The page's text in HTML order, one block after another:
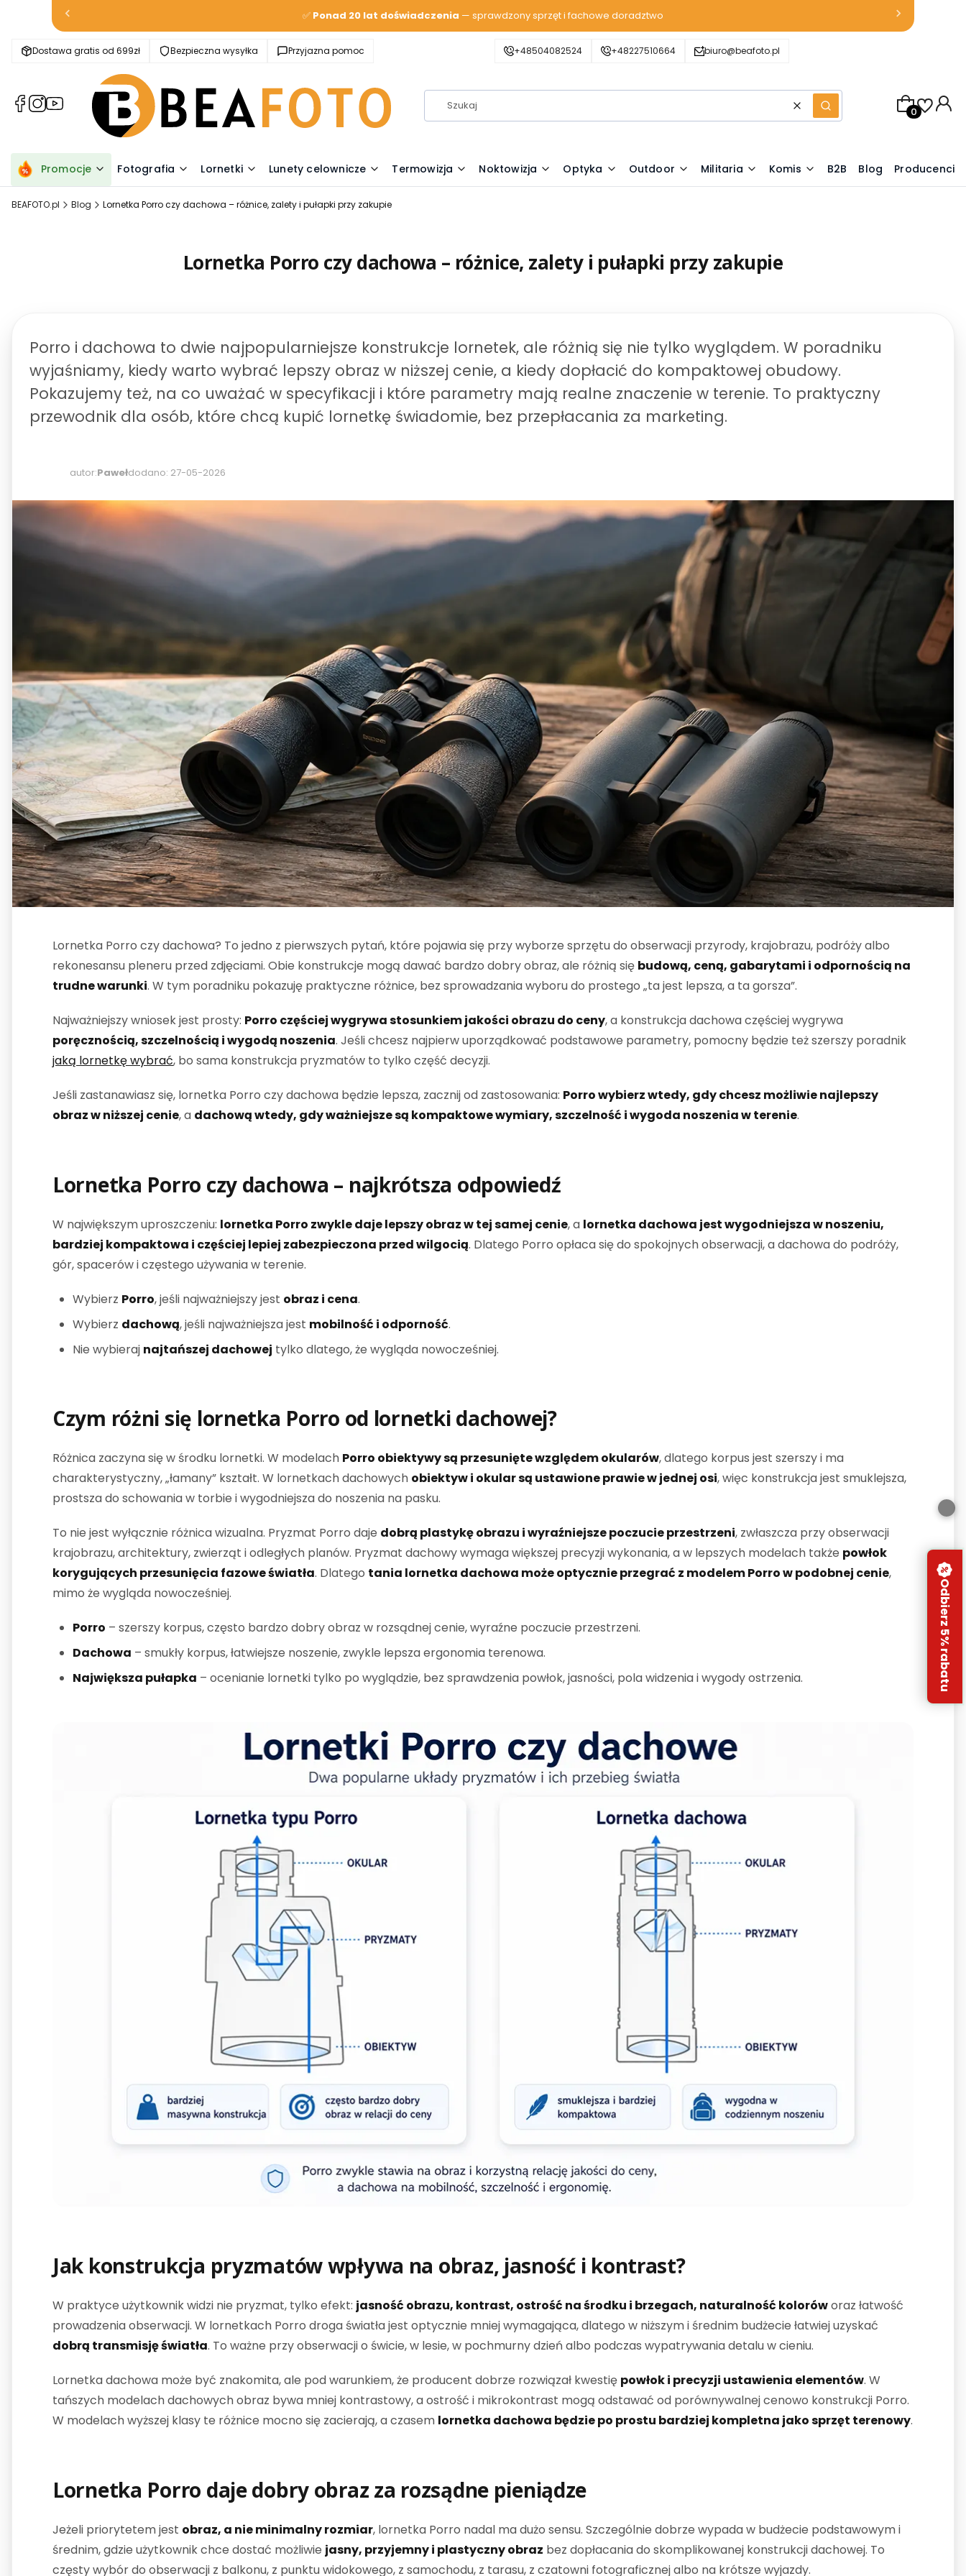
✅ Ponad 20 lat doświadczenia — sprawdzony sprzęt i fachowe doradztwo
Dostawa gratis od 699zł Bezpieczna wysyłka Przyjazna pomoc +48504082524 +48227510664 biuro@beafoto.pl
(Otwiera
karcie)
(Otwiera
karcie)
(Otwiera
karcie)
WyczyśćSzukaj
Produkty w
Promocje Fotografia Lornetki Lunety celownicze Termowizja Noktowizja Optyka Outdoor Militaria Komis B2B Blog Producenci
BEAFOTO.pl Blog Lornetka Porro czy dachowa – różnice, zalety i pułapki przy zakupie
Lornetka Porro czy dachowa – różnice, zalety i pułapki przy zakupie
Porro i dachowa to dwie najpopularniejsze konstrukcje lornetek, ale różnią się nie tylko wyglądem. W poradniku
wyjaśniamy, kiedy warto wybrać lepszy obraz w niższej cenie, a kiedy dopłacić do kompaktowej obudowy.
Pokazujemy też, na co uważać w specyfikacji i które parametry mają realne znaczenie w terenie. To praktyczny
przewodnik dla osób, które chcą kupić lornetkę świadomie, bez przepłacania za marketing.
autor:Pawełdodano: 27-05-2026
Lornetka Porro czy dachowa? To jedno z pierwszych pytań, które pojawia się przy wyborze sprzętu do obserwacji przyrody, krajobrazu, podróży albo
rekonesansu pleneru przed zdjęciami. Obie konstrukcje mogą dawać bardzo dobry obraz, ale różnią się budową, ceną, gabarytami i odpornością na
trudne warunki. W tym poradniku pokazuję praktyczne różnice, bez sprowadzania wyboru do prostego „ta jest lepsza, a ta gorsza”.
Najważniejszy wniosek jest prosty: Porro częściej wygrywa stosunkiem jakości obrazu do ceny, a konstrukcja dachowa częściej wygrywa
poręcznością, szczelnością i wygodą noszenia. Jeśli chcesz najpierw uporządkować podstawowe parametry, pomocny będzie też szerszy poradnik
jaką lornetkę wybrać, bo sama konstrukcja pryzmatów to tylko część decyzji.
Jeśli zastanawiasz się, lornetka Porro czy dachowa będzie lepsza, zacznij od zastosowania: Porro wybierz wtedy, gdy chcesz możliwie najlepszy
obraz w niższej cenie, a dachową wtedy, gdy ważniejsze są kompaktowe wymiary, szczelność i wygoda noszenia w terenie.
Lornetka Porro czy dachowa – najkrótsza odpowiedź
W największym uproszczeniu: lornetka Porro zwykle daje lepszy obraz w tej samej cenie, a lornetka dachowa jest wygodniejsza w noszeniu,
bardziej kompaktowa i częściej lepiej zabezpieczona przed wilgocią. Dlatego Porro opłaca się do spokojnych obserwacji, a dachowa do podróży,
gór, spacerów i częstego używania w terenie.
Wybierz Porro, jeśli najważniejszy jest obraz i cena.
Wybierz dachową, jeśli najważniejsza jest mobilność i odporność.
Nie wybieraj najtańszej dachowej tylko dlatego, że wygląda nowocześniej.
Czym różni się lornetka Porro od lornetki dachowej?
Różnica zaczyna się w środku lornetki. W modelach Porro obiektywy są przesunięte względem okularów, dlatego korpus jest szerszy i ma
charakterystyczny, „łamany” kształt. W lornetkach dachowych obiektyw i okular są ustawione prawie w jednej osi, więc konstrukcja jest smuklejsza,
prostsza do schowania w torbie i wygodniejsza do noszenia na pasku.
To nie jest wyłącznie różnica wizualna. Pryzmat Porro daje dobrą plastykę obrazu i wyraźniejsze poczucie przestrzeni, zwłaszcza przy obserwacji
krajobrazu, architektury, zwierząt i odległych planów. Pryzmat dachowy wymaga większej precyzji wykonania, a w lepszych modelach także powłok
korygujących przesunięcia fazowe światła. Dlatego tania lornetka dachowa może optycznie przegrać z modelem Porro w podobnej cenie,
mimo że wygląda nowocześniej.
Porro – szerszy korpus, często bardzo dobry obraz w rozsądnej cenie, wyraźne poczucie przestrzeni.
Dachowa – smukły korpus, łatwiejsze noszenie, zwykle lepsza ergonomia terenowa.
Największa pułapka – ocenianie lornetki tylko po wyglądzie, bez sprawdzenia powłok, jasności, pola widzenia i wygody ostrzenia.
Jak konstrukcja pryzmatów wpływa na obraz, jasność i kontrast?
W praktyce użytkownik widzi nie pryzmat, tylko efekt: jasność obrazu, kontrast, ostrość na środku i brzegach, naturalność koloróworaz łatwość
prowadzenia obserwacji. W lornetkach Porro droga światła jest optycznie mniej wymagająca, dlatego w niższym i średnim budżecie łatwiej uzyskać
dobrą transmisję światła. To ważne przy obserwacji o świcie, w lesie, w pochmurny dzień albo podczas wypatrywania detalu w cieniu.
Lornetka dachowa może być znakomita, ale pod warunkiem, że producent dobrze rozwiązał kwestię powłok i precyzji ustawienia elementów. W
tańszych modelach dachowych obraz bywa mniej kontrastowy, a ostrość i mikrokontrast mogą odstawać od porównywalnej cenowo konstrukcji Porro.
W modelach wyższej klasy te różnice mocno się zacierają, a czasem lornetka dachowa będzie po prostu bardziej kompletna jako sprzęt terenowy.
Lornetka Porro daje dobry obraz za rozsądne pieniądze
Jeżeli priorytetem jest obraz, a nie minimalny rozmiar, lornetka Porro nadal ma dużo sensu. Szczególnie dobrze wypada w budżecie podstawowym i
średnim, gdzie użytkownik chce dostać możliwie jasny, przyjemny i plastyczny obraz bez dopłacania do skomplikowanej konstrukcji dachowej. To
częsty wybór do obserwacji z balkonu, z punktu widokowego, z samochodu, z tarasu, z czatowni fotograficznej albo na krótsze wyjazdy.
Odbierz 5% rabatu